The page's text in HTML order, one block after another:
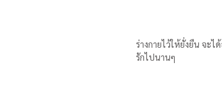
ร่างกายไว้ให้ยั่งยืน จะ
รักไปนานๆ